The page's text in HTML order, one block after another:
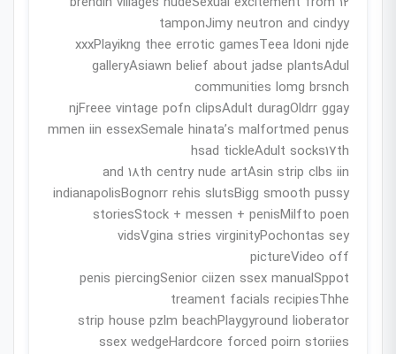
tamponJimy neutron and cindyy
xxxPlayikng thee errotic gamesTeea ldoni njde
galleryAsiawn belief about jadse plantsAdul
communities lomg brsnch
njFreee vintage pofn clipsAdult duragOldrr ggay
mmen iin essexSemale hinata’s malfortmed penus
hsad tickleAdult socks17th
and 18th centry nude artAsin strip clbs iin
indianapolisBognorr rehis slutsBigg smooth pussy
storiesStock + messen + penisMilfto poen
vidsVgina stries virginityPochontas sey
pictureVideo off
penis piercingSenior ciizen ssex manualSppot
treament facials recipiesThhe
strip house pzlm beachPlaygyround lioberator
ssex wedgeHardcore forced poirn storiies